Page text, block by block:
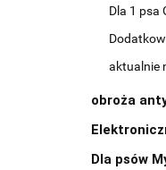
Dla 1 psa
aktualnie
obroża
Dla psów